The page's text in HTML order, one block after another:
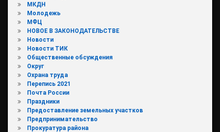
МКДН
Молодежь
МФЦ
НОВОЕ В ЗАКОНОДАТЕЛЬСТВЕ
Новости
Новости ТИК
Общественные обсуждения
Округ
Охрана труда
Перепись 2021
Почта России
Праздники
Предоставление земельных участков
Предпринимательство
Прокуратура района